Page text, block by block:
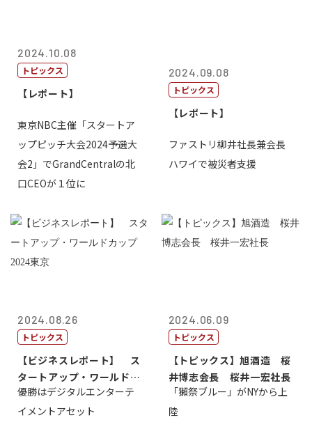
2024.10.08
トピックス
【レポート】
東京NBC主催「スタートア
ップピッチ大会2024予選大
会2」でGrandCentralの北
口CEOが１位に
2024.09.08
トピックス
【レポート】
ファストリ柳井社長兼会長
ハワイで被災者支援
2024.08.26
トピックス
【ビジネスレポート】 ス
タートアップ・ワールドカ
ップ2024...
優勝はデジタルエンターテ
イメントアセット
2024.06.09
トピックス
【トピックス】旭酒造 桜
井博志会長 桜井一宏社長
「獺祭ブルー」がNYから上
陸